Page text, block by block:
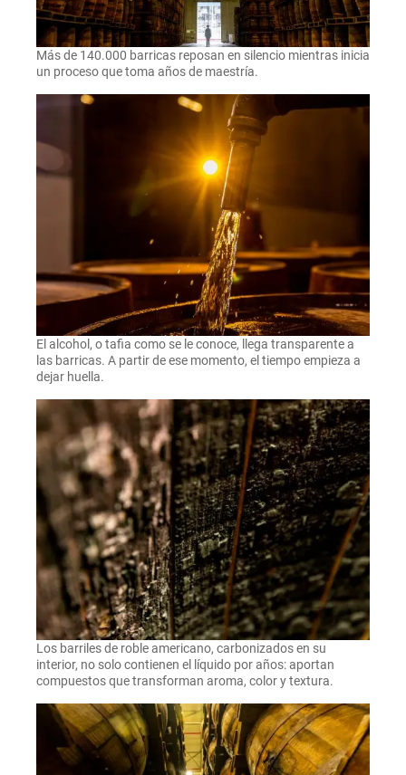
Más de 140.000 barricas reposan en silencio mientras inicia
un proceso que toma años de maestría.
El alcohol, o tafia como se le conoce, llega transparente a
las barricas. A partir de ese momento, el tiempo empieza a
dejar huella.
Los barriles de roble americano, carbonizados en su
interior, no solo contienen el líquido por años: aportan
compuestos que transforman aroma, color y textura.